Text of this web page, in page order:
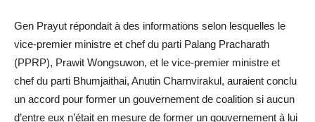
Gen Prayut répondait à des informations selon lesquelles le
vice-premier ministre et chef du parti Palang Pracharath
(PPRP), Prawit Wongsuwon, et le vice-premier ministre et
chef du parti Bhumjaithai, Anutin Charnvirakul, auraient conclu
un accord pour former un gouvernement de coalition si aucun
d’entre eux n’était en mesure de former un gouvernement à lui